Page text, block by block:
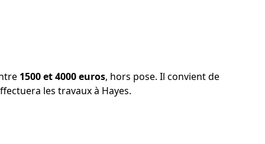
1500 et 4000 euros, hors pose. Il convient de
les travaux à Hayes.